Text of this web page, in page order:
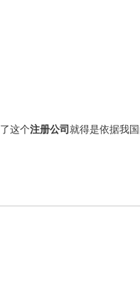
这个注册公司 就得是依据我国